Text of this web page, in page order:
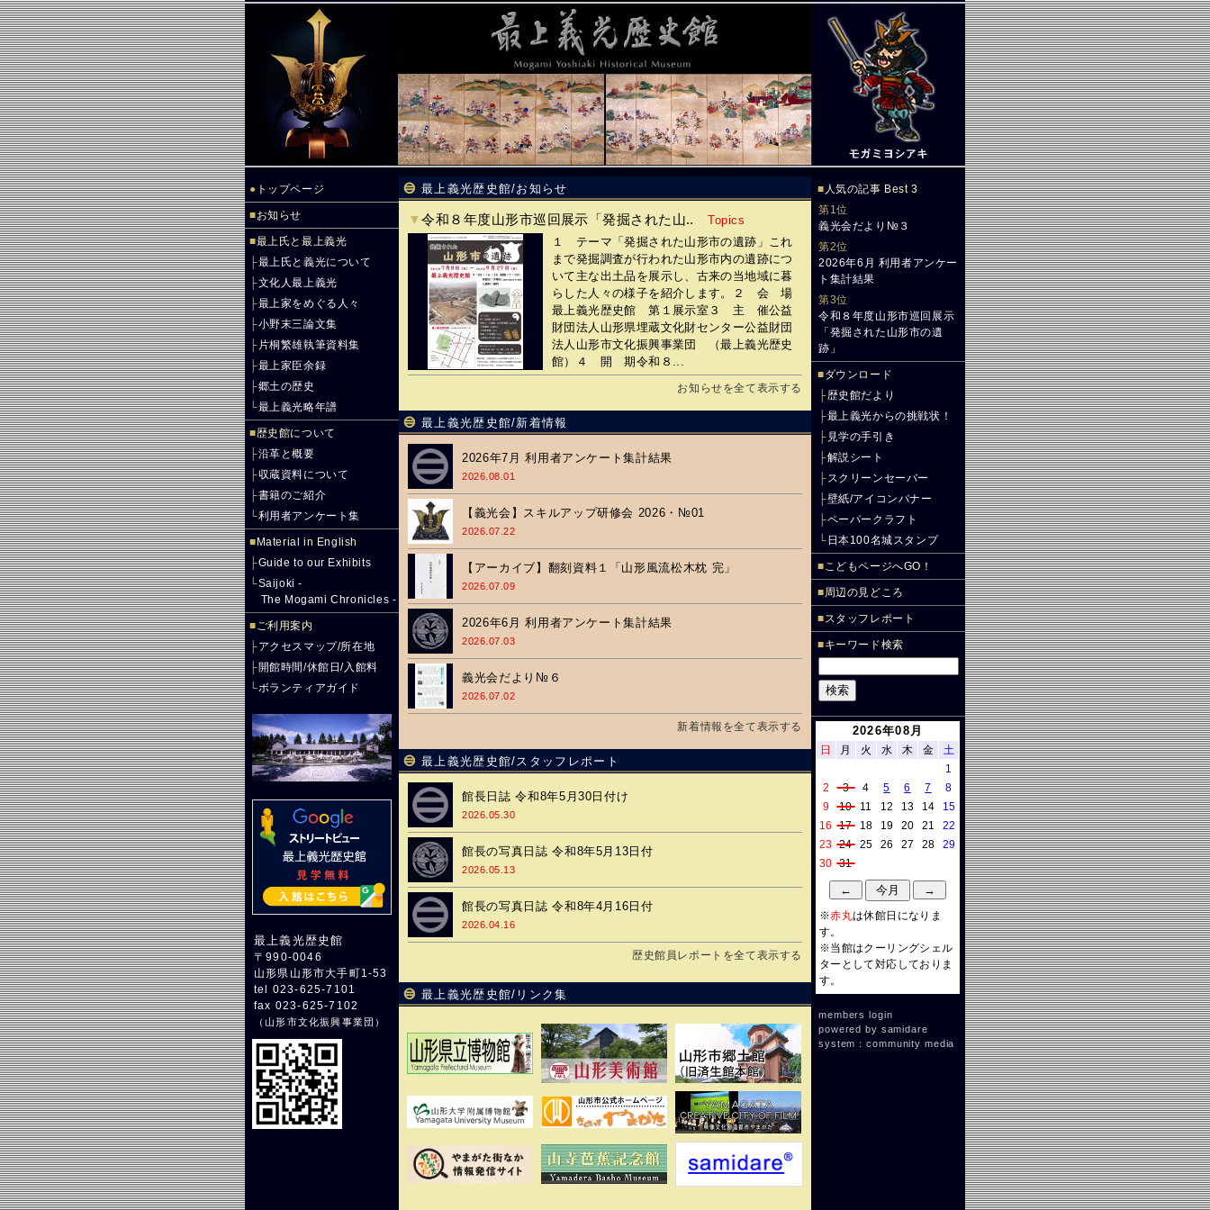
● トップページ
■お知らせ
■最上氏と最上義光
├最上氏と義光について
├文化人最上義光
├最上家をめぐる人々
├小野末三論文集
├ 片桐繁雄執筆資料集
├最上家臣余録
├郷土の歴史
└最上義光略年譜
■歴史館について
├沿革と概要
├収蔵資料について
├書籍のご紹介
└利用者アンケート集
■ Material in English
├Guide to our Exhibits
└Saijoki -
The Mogami Chronicles -
■ご利用案内
├アクセスマップ/所在地
├開館時間/休館日/入館料
└ボランティアガイド
最上義光歴史館
〒990-0046
山形県山形市大手町1-53
tel 023-625-7101
fax 023-625-7102
（山形市文化振興事業団 ）
最上義光歴史館/お知らせ
▼令和８年度山形市巡回展示「発掘された山..
Topics
１ テーマ「発掘された山形市の遺跡」これ
まで発掘調査が行われた山形市内の遺跡につ
いて主な出土品を展示し、古来の当地域に暮
らした人々の様子を紹介します。２ 会 場
最上義光歴史館 第１展示室３ 主 催公益
財団法人山形県埋蔵文化財センター公益財団
法人山形市文化振興事業団 （最上義光歴史
館）４ 開 期令和８...
お知らせを全て表示する
最上義光歴史館/新着情報
2026年7月 利用者アンケート集計結果
2026.08.01
【義光会】スキルアップ研修会 2026・№01
2026.07.22
【アーカイブ】翻刻資料１「山形風流松木枕 完」
2026.07.09
2026年6月 利用者アンケート集計結果
2026.07.03
義光会だより№６
2026.07.02
新着情報を全て表示する
最上義光歴史館/スタッフレポート
館長日誌 令和8年5月30日付け
2026.05.30
館長の写真日誌 令和8年5月13日付
2026.05.13
館長の写真日誌 令和8年4月16日付
2026.04.16
歴史館員レポートを全て表示する
最上義光歴史館/リンク集
■ 人気の記事 Best 3
第1位
義光会だより№３
第2位
2026年6月 利用者アンケー
ト集計結果
第3位
令和８年度山形市巡回展示
「発掘された山形市の遺
跡」
■ダウンロード
├歴史館だより
├最上義光からの挑戦状！
├ 見学の手引き
├解説シート
├スクリーンセーバー
├壁紙/アイコンバナー
├ペーパークラフト
└ 日本100名城スタンプ
■こどもページへGO！
■周辺の見どころ
■スタッフレポート
■キーワード検索
2026年08月
日 月 火 水 木 金
土
1
2
3 4 5 6 7
8
9
10 11 12 13 14
15
16
17 18 19 20 21
22
23 24 25 26 27 28
29
30 31
※赤丸は休館日になりま
す。
※当館はクーリングシェル
ターとして対応しておりま
す。
members login
powered by samidare
system：community media